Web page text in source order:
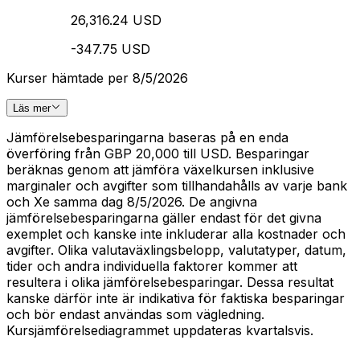
26,316.24 USD
-347.75 USD
Kurser hämtade per 8/5/2026
Läs mer
Jämförelsebesparingarna baseras på en enda
överföring från GBP 20,000 till USD. Besparingar
beräknas genom att jämföra växelkursen inklusive
marginaler och avgifter som tillhandahålls av varje bank
och Xe samma dag 8/5/2026. De angivna
jämförelsebesparingarna gäller endast för det givna
exemplet och kanske inte inkluderar alla kostnader och
avgifter. Olika valutaväxlingsbelopp, valutatyper, datum,
tider och andra individuella faktorer kommer att
resultera i olika jämförelsebesparingar. Dessa resultat
kanske därför inte är indikativa för faktiska besparingar
och bör endast användas som vägledning.
Kursjämförelsediagrammet uppdateras kvartalsvis.